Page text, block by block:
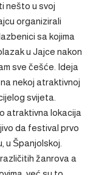
nešto u svoj
organizirali
sa kojima
u Jajce nakon
sve češće. Ideja
nekoj atraktivnoj
svijeta.
atraktivna lokacija
da festival prvo
u Španjolskoj.
žanrova a